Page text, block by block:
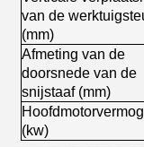
van de
(mm)
Afmeting van de
doorsnede van de
snijstaaf (mm)
(kw)